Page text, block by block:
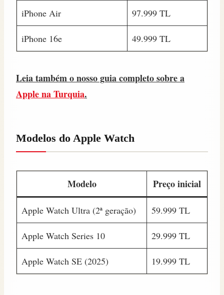
iPhone Air 97.999 TL
iPhone 16e 49.999 TL
Leia também o nosso guia completo sobre a
Apple na Turquia.
Modelos do Apple Watch
Modelo Preço inicial
Apple Watch Ultra (2ª geração) 59.999 TL
Apple Watch Series 10 29.999 TL
Apple Watch SE (2025) 19.999 TL